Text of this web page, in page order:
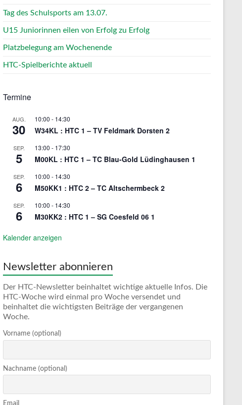
Tag des Schulsports am 13.07.
U15 Juniorinnen eilen von Erfolg zu Erfolg
Platzbelegung am Wochenende
HTC-Spielberichte aktuell
Termine
AUG.
30
10:00 - 14:30
W34KL : HTC 1 – TV Feldmark Dorsten 2
SEP.
5
13:00 - 17:30
M00KL : HTC 1 – TC Blau-Gold Lüdinghausen 1
SEP.
6
10:00 - 14:30
M50KK1 : HTC 2 – TC Altschermbeck 2
SEP.
6
10:00 - 14:30
M30KK2 : HTC 1 – SG Coesfeld 06 1
Kalender anzeigen
Newsletter abonnieren
Der HTC-Newsletter beinhaltet wichtige aktuelle Infos. Die
HTC-Woche wird einmal pro Woche versendet und
beinhaltet die wichtigsten Beiträge der vergangenen
Woche.
Vorname (optional)
Nachname (optional)